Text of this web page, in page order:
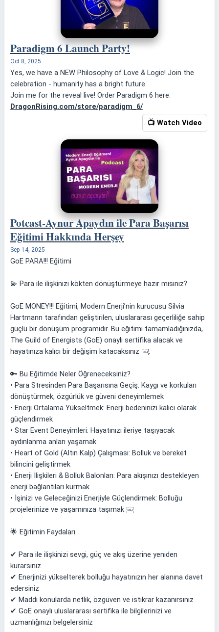
Paradigm 6 Launch Party!
Oct 8, 2025
Yes, we have a NEW Philosophy of Love & Logic! Join the
celebration - humanity has a bright future.
Join me for the reveal live! Order Paradigm 6 here:
DragonRising.com/store/paradigm_6/
📺 Watch Video
Potcast-Aynur Apaydın ile Para Başarısı
Eğitimi Hakkında Herşey
Sep 14, 2025
GoE PARA!!! Eğitimi
💫 Para ile ilişkinizi kökten dönüştürmeye hazır mısınız?
GoE MONEY!!! Eğitimi, Modern Enerji’nin kurucusu Silvia
Hartmann tarafından geliştirilen, uluslararası geçerliliğe sahip
güçlü bir dönüşüm programıdır. Bu eğitimi tamamladığınızda,
The Guild of Energists (GoE) onaylı sertifika alacak ve
hayatınıza kalıcı bir değişim katacaksınız ￼.
🔑 Bu Eğitimde Neler Öğreneceksiniz?
• Para Stresinden Para Başarısına Geçiş: Kaygı ve korkuları
dönüştürmek, özgürlük ve güveni deneyimlemek
• Enerji Ortalama Yükseltmek: Enerji bedeninizi kalıcı olarak
güçlendirmek
• Star Event Deneyimleri: Hayatınızı ileriye taşıyacak
aydınlanma anları yaşamak
• Heart of Gold (Altın Kalp) Çalışması: Bolluk ve bereket
bilincini geliştirmek
• Enerji İlişkileri & Bolluk Balonları: Para akışınızı destekleyen
enerji bağlantıları kurmak
• İşinizi ve Geleceğinizi Enerjiyle Güçlendirmek: Bolluğu
projelerinize ve yaşamınıza taşımak ￼
🌟 Eğitimin Faydaları
✔ Para ile ilişkinizi sevgi, güç ve akış üzerine yeniden
kurarsınız
✔ Enerjinizi yükselterek bolluğu hayatınızın her alanına davet
edersiniz
✔ Maddi konularda netlik, özgüven ve istikrar kazanırsınız
✔ GoE onaylı uluslararası sertifika ile bilgilerinizi ve
uzmanlığınızı belgelersiniz